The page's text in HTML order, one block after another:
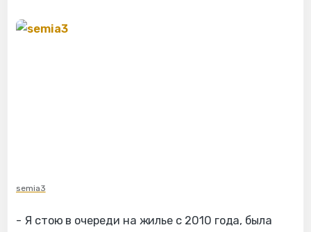
semia3
- Я стою в очереди на жилье с 2010 года, была